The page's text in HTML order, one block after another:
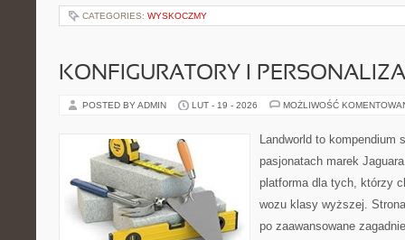
CATEGORIES: WYSKOCZMY
KONFIGURATORY I
POSTED BY ADMIN LUT - 19 - 2026 MOŻLIWOŚĆ
Landworld to kompendium
pasjonatach marek
platforma dla tych, którzy
wozu klasy wyższej.
po zaawansowane